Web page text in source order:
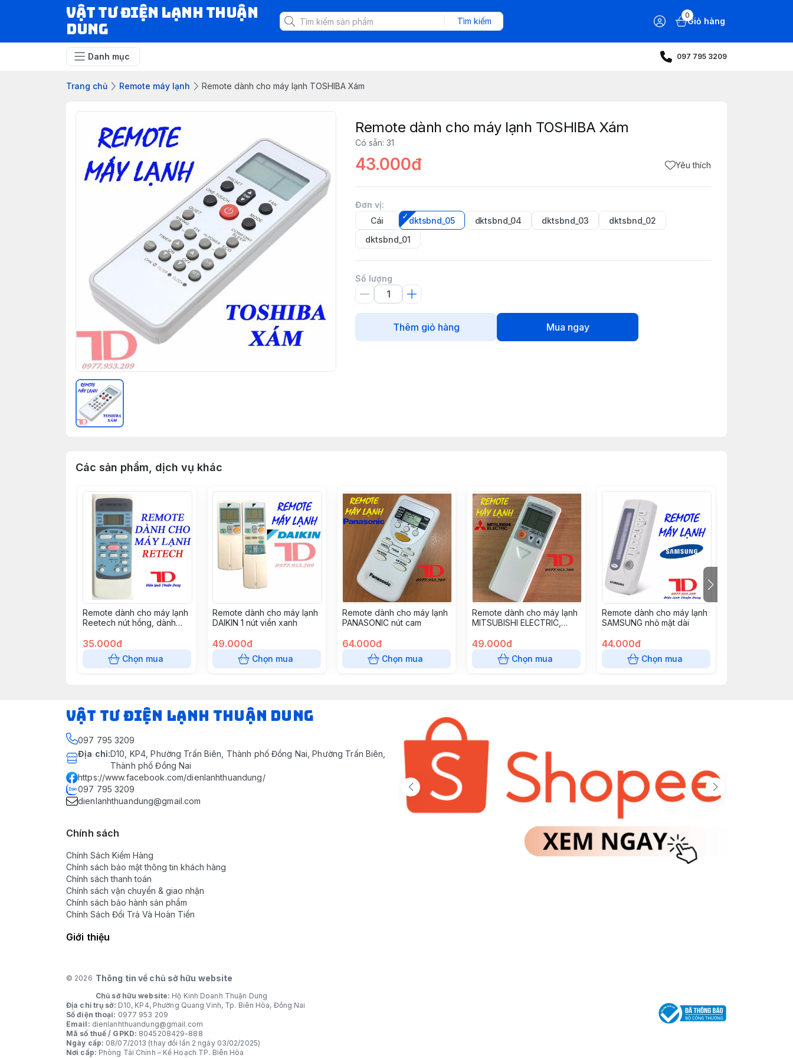
VẬT TƯ ĐIỆN LẠNH THUẬN
DUNG
Tìm kiếm
0
Giỏ hàng
Danh mục 097 795 3209
Trang chủ Remote máy lạnh Remote dành cho máy lạnh TOSHIBA Xám
Remote dành cho máy lạnh TOSHIBA Xám
Có sẵn: 31
43.000đ Yêu thích
Đơn vị:
Cái
dktsbnd_05 dktsbnd_04 dktsbnd_03
dktsbnd_02
dktsbnd_01
Số lượng
Thêm giỏ hàng Mua ngay
Các sản phẩm, dịch vụ khác
Remote dành cho máy lạnh
Reetech nút hồng, dành
RT04
35.000đ
Chọn mua
Remote dành cho máy lạnh
DAIKIN 1 nút viền xanh
49.000đ
Chọn mua
Remote dành cho máy lạnh
PANASONIC nút cam
64.000đ
Chọn mua
Remote dành cho máy lạnh
MITSUBISHI ELECTRIC,
49.000đ
Chọn mua
Remote dành cho máy lạnh
SAMSUNG nhỏ mặt dài
44.000đ
Chọn mua
VẬT TƯ ĐIỆN LẠNH THUẬN DUNG
097 795 3209
Địa chỉ:D10, KP4, Phường Trấn Biên, Thành phố Đồng Nai, Phường Trấn Biên,
Thành phố Đồng Nai
https://www.facebook.com/dienlanhthuandung/
097 795 3209
dienlanhthuandung@gmail.com
Chính sách
Chính Sách Kiểm Hàng
Chính sách bảo mật thông tin khách hàng
Chính sách thanh toán
Chính sách vận chuyển & giao nhận
Chính sách bảo hành sản phẩm
Chính Sách Đổi Trả Và Hoàn Tiền
Giới thiệu
© 2026 Thông tin về chủ sở hữu website
Chủ sở hữu website: Hộ Kinh Doanh Thuận Dung
Địa chỉ trụ sở: D10, KP4, Phường Quang Vinh, Tp. Biên Hòa, Đồng Nai
Số điện thoại: 0977 953 209
Email: dienlanhthuandung@gmail.com
Mã số thuế / GPKD: 8045208429-888
Ngày cấp: 08/07/2013 (thay đổi lần 2 ngày 03/02/2025)
Nơi cấp: Phòng Tài Chính – Kế Hoạch TP. Biên Hòa